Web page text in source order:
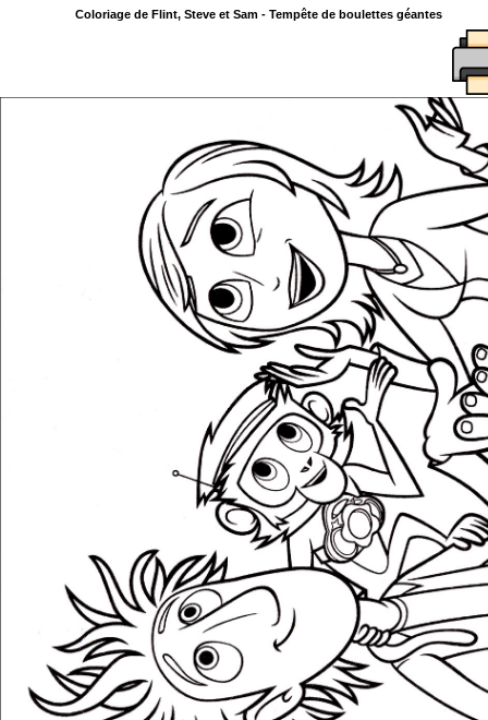
Coloriage de Flint, Steve et Sam - Tempête de boulettes géantes